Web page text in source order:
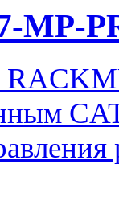
MP-